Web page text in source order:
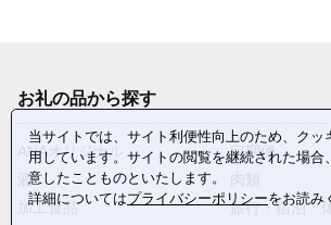
お礼の品から探す
ANAオリジナル
定期便
酒
加工食品
旅行・宿泊・
当サイトでは、サイト利便性向上のため、クッ
用しています。サイトの閲覧を継続された場合
意したことものといたします。
詳細についてはプライバシーポリシーをお読み